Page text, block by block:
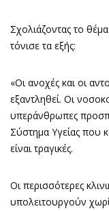
Σχολιάζοντας το
τόνισε τα εξής:
«Οι ανοχές και οι
εξαντληθεί. Οι
υπεράνθρωπες
Σύστημα Υγείας που
είναι τραγικές.
Οι περισσότερες
υπολειτουργούν